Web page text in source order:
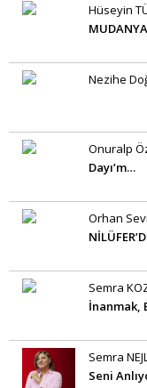
Hüseyin
MUDANYA
Nezihe
Onuralp
Dayı’m…
Orhan
Semra
İnanmak,
Semra
Seni